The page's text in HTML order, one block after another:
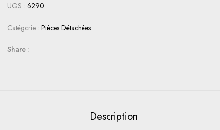
UGS : 6290
Catégorie : Pièces Détachées
Share :
Description